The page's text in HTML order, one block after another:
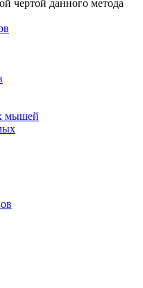
чертой данного метода
мышей